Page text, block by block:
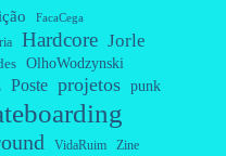
FacaCega
Hardcore Jorle
OlhoWodzynski
Poste projetos punk
VidaRuim Zine